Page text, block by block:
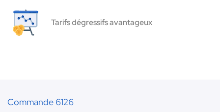
Tarifs dégressifs avantageux
Commande 6126